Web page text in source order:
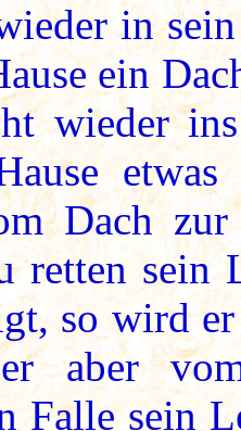
in
ein
wieder
Dach
retten sein
so wird
aber
Falle sein